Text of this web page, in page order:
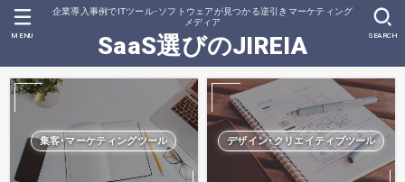
企業導入事例でITツール･ソフトウェアが見つかる逆引きマーケティング
メディア
SaaS選びのJIREIA SEARCH
MENU
集客･マーケティングツール デザイン･クリエイティブツール